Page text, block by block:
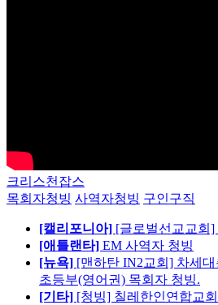
크리스천잡스
목회자청빙 사역자청빙 구인구직
[캘리포니아] [글로벌선교교회]
[애틀랜타] EM 사역자 청빙
[뉴욕] [맨하탄 IN2교회] 차세
초등부(영어권) 목회자 청빙.
[기타] [청빙] 칠레한인연합교